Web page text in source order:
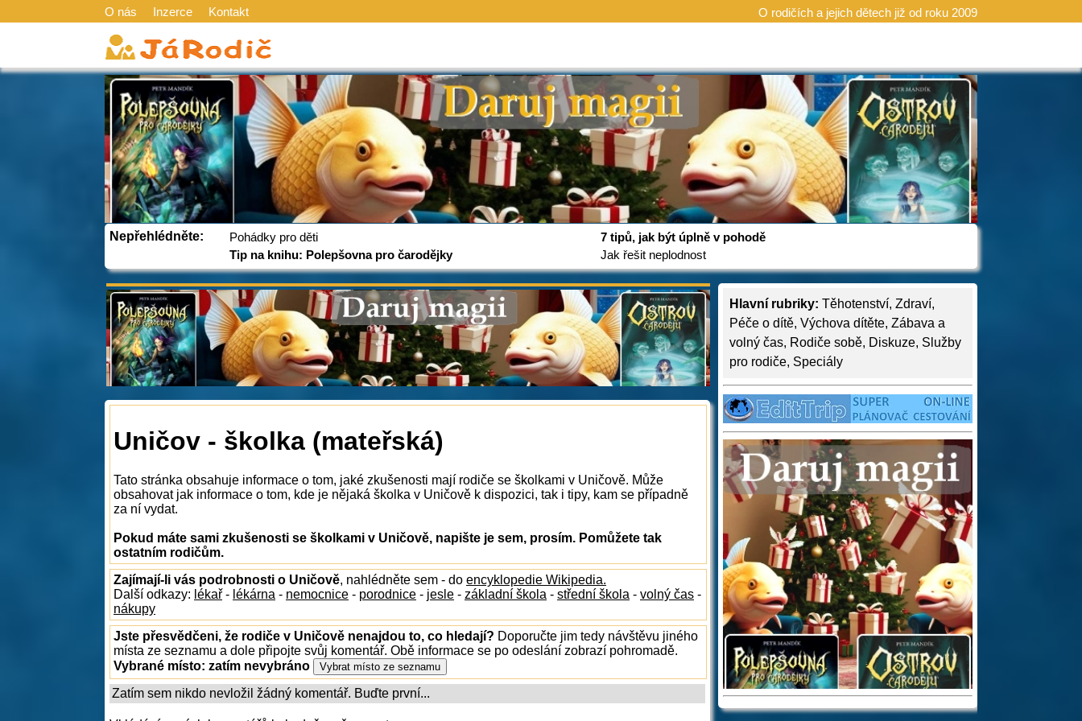
O nás Inzerce Kontakt O rodičích a jejich dětech již od roku 2009
Nepřehlédněte:
Pohádky pro děti
Tip na knihu: Polepšovna pro čarodějky
7 tipů, jak být úplně v pohodě
Jak řešit neplodnost
Hlavní rubriky: Těhotenství, Zdraví,
Péče o dítě, Výchova dítěte, Zábava a
volný čas, Rodiče sobě, Diskuze, Služby
pro rodiče, Speciály
Uničov - školka (mateřská)
Tato stránka obsahuje informace o tom, jaké zkušenosti mají rodiče se školkami v Uničově. Může
obsahovat jak informace o tom, kde je nějaká školka v Uničově k dispozici, tak i tipy, kam se případně
za ní vydat.
Pokud máte sami zkušenosti se školkami v Uničově, napište je sem, prosím. Pomůžete tak
ostatním rodičům.
Zajímají-li vás podrobnosti o Uničově, nahlédněte sem - do encyklopedie Wikipedia.
Další odkazy: lékař - lékárna - nemocnice - porodnice - jesle - základní škola - střední škola - volný čas -
nákupy
Jste přesvědčeni, že rodiče v Uničově nenajdou to, co hledají? Doporučte jim tedy návštěvu jiného
místa ze seznamu a dole připojte svůj komentář. Obě informace se po odeslání zobrazí pohromadě.
Vybrané místo: zatím nevybráno
Zatím sem nikdo nevložil žádný komentář. Buďte první...